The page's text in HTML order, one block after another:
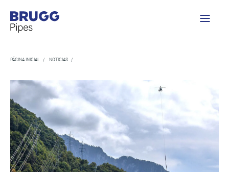
PÁGINA INICIAL / NOTICIAS /